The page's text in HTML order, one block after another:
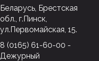
Беларусь, Брестская
обл., г.Пинск,
ул.Первомайская, 15.
8 (0165) 61-60-00 -
Дежурный